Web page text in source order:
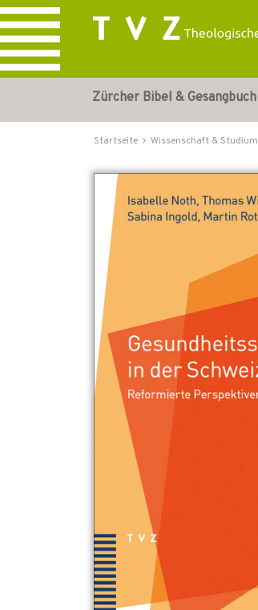
Zürcher Bibel & Gesangbuch
Startseite Wissenschaft & Studium